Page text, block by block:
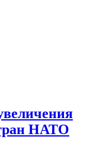
НАТО